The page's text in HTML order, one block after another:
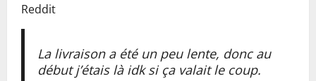
Reddit
La livraison a été un peu lente, donc au
début j’étais là idk si ça valait le coup.